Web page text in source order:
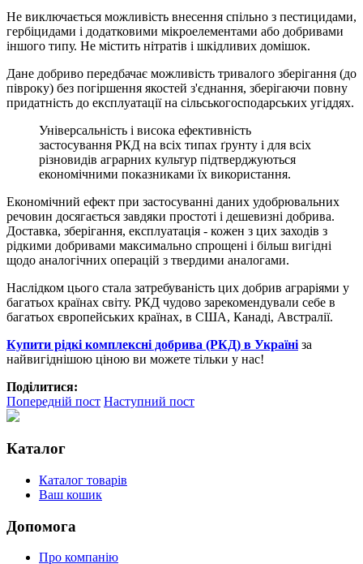
Не виключається можливість внесення спільно з пестицидами,
гербіцидами і додатковими мікроелементами або добривами
іншого типу. Не містить нітратів і шкідливих домішок.
Дане добриво передбачає можливість тривалого зберігання (до
півроку) без погіршення якостей з'єднання, зберігаючи повну
придатність до експлуатації на сільськогосподарських угіддях.
Універсальність і висока ефективність
застосування РКД на всіх типах ґрунту і для всіх
різновидів аграрних культур підтверджуються
економічними показниками їх використання.
Економічний ефект при застосуванні даних удобрювальних
речовин досягається завдяки простоті і дешевизні добрива.
Доставка, зберігання, експлуатація - кожен з цих заходів з
рідкими добривами максимально спрощені і більш вигідні
щодо аналогічних операцій з твердими аналогами.
Наслідком цього стала затребуваність цих добрив аграріями у
багатьох країнах світу. РКД чудово зарекомендували себе в
багатьох європейських країнах, в США, Канаді, Австралії.
Купити рідкі комплексні добрива (РКД) в Україні за
найвигіднішою ціною ви можете тільки у нас!
Поділитися:
Попередній пост Наступний пост
Каталог
Каталог товарів
Ваш кошик
Допомога
Про компанію